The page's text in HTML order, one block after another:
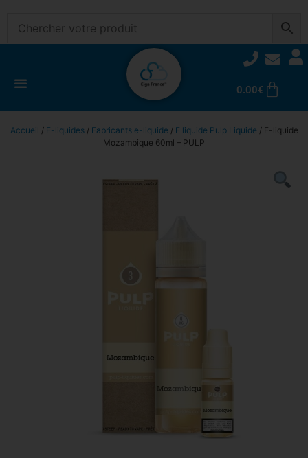
0.00€
Accueil / E-liquides/ Fabricants e-liquide / E liquide Pulp Liquide / E-liquide
Mozambique 60ml – PULP